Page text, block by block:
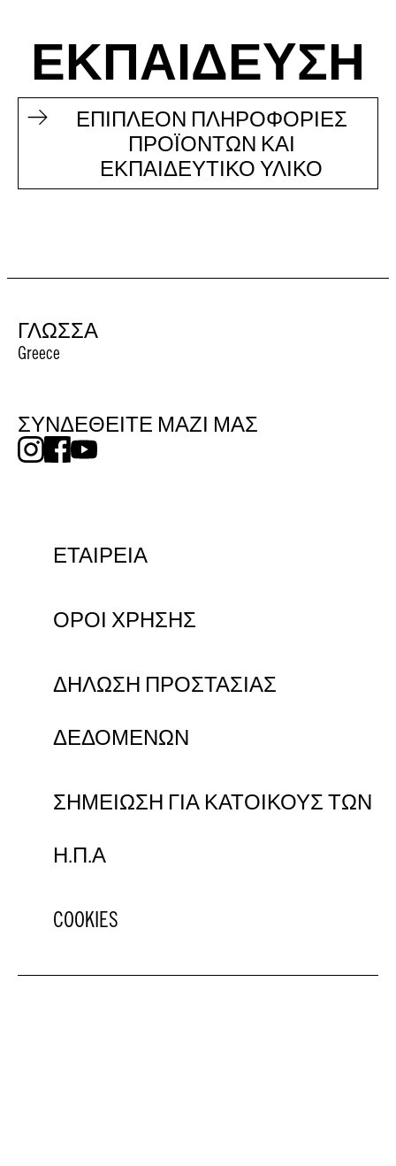
ΕΚΠΑΙΔΕΥΣΗ
ΕΠΙΠΛΕΟΝ ΠΛΗΡΟΦΟΡΙΕΣ
ΠΡΟΪΟΝΤΩΝ ΚΑΙ
ΕΚΠΑΙΔΕΥΤΙΚΟ ΥΛΙΚΟ
ΓΛΩΣΣΑ
Greece
ΣΥΝΔΕΘΕΙΤΕ ΜΑΖΙ ΜΑΣ
ΕΤΑΙΡΕΙΑ
ΟΡΟΙ ΧΡΗΣΗΣ
ΔΗΛΩΣΗ ΠΡΟΣΤΑΣΙΑΣ
ΔΕΔΟΜΕΝΩΝ
ΣΗΜΕΙΩΣΗ ΓΙΑ ΚΑΤΟΙΚΟΥΣ ΤΩΝ
Η.Π.Α
COOKIES